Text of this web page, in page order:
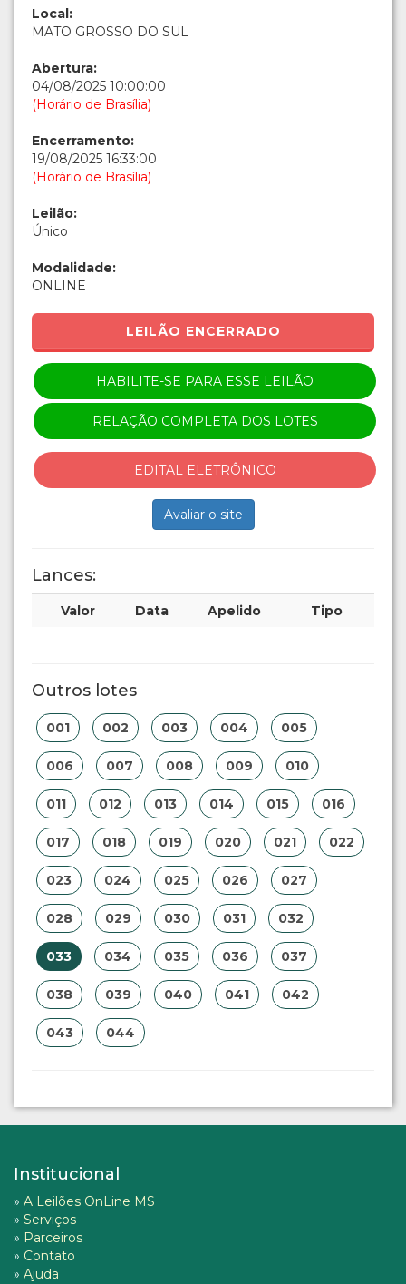
Local:
MATO GROSSO DO SUL
Abertura:
04/08/2025 10:00:00
(Horário de Brasília)
Encerramento:
19/08/2025 16:33:00
(Horário de Brasília)
Leilão:
Único
Modalidade:
ONLINE
LEILÃO ENCERRADO
HABILITE-SE PARA ESSE LEILÃO
RELAÇÃO COMPLETA DOS LOTES
EDITAL ELETRÔNICO
Avaliar o site
Lances:
Valor Data Apelido Tipo
Outros lotes
001 002 003 004 005
006 007 008 009 010
011 012 013 014 015 016
017 018 019 020 021 022
023 024 025 026 027
028 029 030 031 032
033 034 035 036 037
038 039 040 041 042
043 044
Institucional
» A Leilões OnLine MS
» Serviços
» Parceiros
» Contato
» Ajuda